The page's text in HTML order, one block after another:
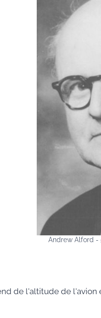
Andrew Alford -
de l'altitude de